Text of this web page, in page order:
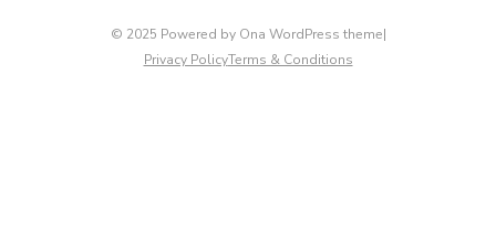
© 2025 Powered by Ona WordPress theme|
Privacy PolicyTerms & Conditions